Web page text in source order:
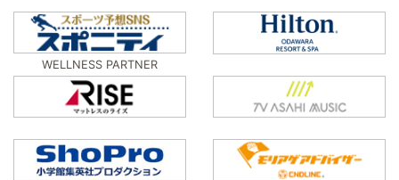
WELLNESS PARTNER